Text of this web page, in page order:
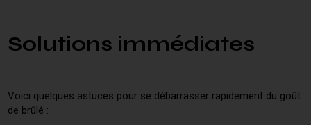
Solutions immédiates
Voici quelques astuces pour se débarrasser rapidement du goût
de brûlé :